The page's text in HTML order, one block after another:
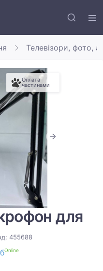
Телевізори, фото,
Оплата
частинами
для
455688
Online